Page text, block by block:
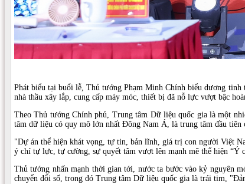
Phát biểu tại buổi lễ, Thủ tướng Phạm Minh Chính biểu dương tinh
nhà thầu xây lắp, cung cấp máy móc, thiết bị đã nỗ lực vượt bậc
Theo Thủ tướng Chính phủ, Trung tâm Dữ liệu quốc gia là một
tâm dữ liệu có quy mô lớn nhất Đông Nam Á, là trung tâm đầu tiên
"Dự án thể hiện khát vọng, tự tin, bản lĩnh, giá trị con người Việt
ý chí tự lực, tự cường, sự quyết tâm vượt lên mạnh mẽ thể hiện
Thủ tướng nhấn mạnh thời gian tới, nước ta bước vào kỷ nguyên
chuyển đổi số, trong đó Trung tâm Dữ liệu quốc gia là trái tim,